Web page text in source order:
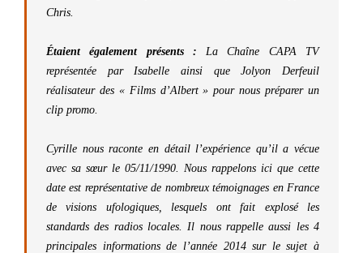
Chris.
Étaient également présents : La Chaîne CAPA TV
représentée par Isabelle ainsi que Jolyon Derfeuil
réalisateur des « Films d’Albert » pour nous préparer un
clip promo.
Cyrille nous raconte en détail l’expérience qu’il a vécue
avec sa sœur le 05/11/1990. Nous rappelons ici que cette
date est représentative de nombreux témoignages en France
de visions ufologiques, lesquels ont fait explosé les
standards des radios locales. Il nous rappelle aussi les 4
principales informations de l’année 2014 sur le sujet à